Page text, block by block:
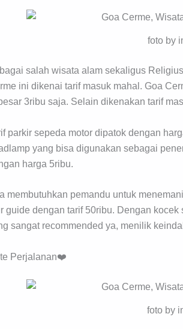
foto by
salah wisata alam sekaligus
ini dikenai tarif masuk mahal. Goa
3ribu saja. Selain dikenakan tarif
parkir sepeda motor dipatok dengan
yang bisa digunakan sebagai
harga 5ribu.
membutuhkan pemandu untuk
guide dengan tarif 50ribu. Dengan
sangat recommended ya, menilik
Perjalanan❤️
foto by